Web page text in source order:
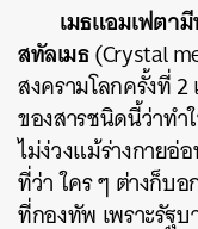
เมธแอมเฟตา
สทัลเมธ(Crystal
สงครามโลกครั้งที่
ของสารชนิดนี้ว่าทำ
ไม่ง่วงแม้ร่างกายอ่
ที่ว่า ใคร ๆ ต่างก็บ
ที่กองทัพ เพราะรัฐ